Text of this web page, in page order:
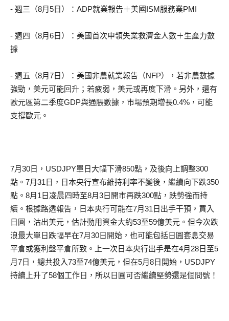
- 週三（8月5日）：ADP就業報告＋美國ISM服務業PMI
- 週四（8月6日）：美國首次申領失業救濟金人數＋生產力數
據
- 週五（8月7日）：美國非農就業報告（NFP），若非農數據
強勁，美元可能回升；若疲弱，美元或再度下滑。另外，還有
歐元區第二季度GDP與通脹數據，市場預期增長0.4%，可能
支撐歐元。
7月30日，USDJPY單日大幅下滑850點，及後向上調整300
點。7月31日，日本央行宣布維持利率不變後，繼續向下跌350
點。8月1日凌晨四時至8月3日開市再跌300點，跌勢強而持
續。根據路透報告，日本央行可能在7月31日出手干預，買入
日圓，沽出美元，估計動用資金大約53至59億美元。但今次跌
浪最大單日跌幅早在7月30日開始，也可能包括日圓套息交易
平倉或獲利盤平倉所致。上一次日本央行出手是在4月28日至5
月7日，總共投入73至74億美元，但在5月8日開始，USDJPY
持續上升了58個工作日，所以日圓可否繼續堅勢還是個問號！